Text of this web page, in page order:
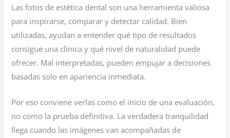
Las fotos de estética dental son una herramienta valiosa
para inspirarse, comparar y detectar calidad. Bien
utilizadas, ayudan a entender qué tipo de resultados
consigue una clínica y qué nivel de naturalidad puede
ofrecer. Mal interpretadas, pueden empujar a decisiones
basadas solo en apariencia inmediata.
Por eso conviene verlas como el inicio de una evaluación,
no como la prueba definitiva. La verdadera tranquilidad
llega cuando las imágenes van acompañadas de